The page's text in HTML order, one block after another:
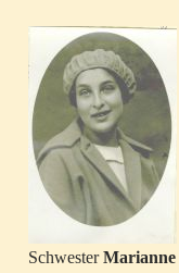
SchwesterMarianne